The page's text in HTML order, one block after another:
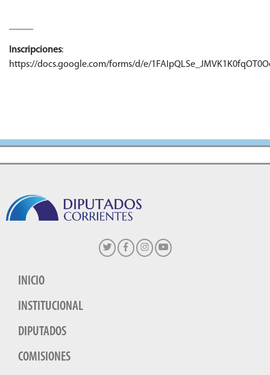
Inscripciones:
https://docs.google.com/forms/d/e/
INICIO
INSTITUCIONAL
DIPUTADOS
COMISIONES